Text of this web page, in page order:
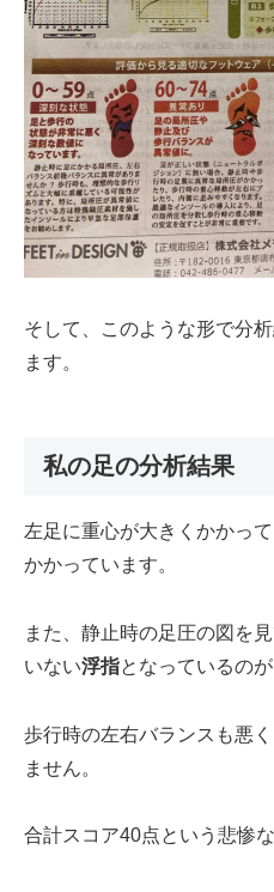
そして、このような形で分
ます。
私の足の分析結果
左足に重心が大きくかかっ
かかっています。
また、静止時の足圧の図を
いない浮指となっているの
歩行時の左右バランスも悪
ません。
合計スコア40点という悲惨な